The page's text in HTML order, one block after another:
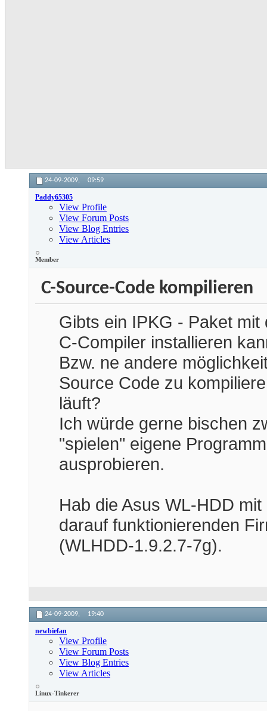
24-09-2009, 09:59
Paddy65305
View Profile
View Forum Posts
View Blog Entries
View Articles
Member
C-Source-Code kompilieren
Gibts ein IPKG - Paket mit
C-Compiler installieren
Bzw. ne andere
Source Code zu
läuft?
Ich würde gerne bischen
"spielen" eigene
ausprobieren.
Hab die Asus WL-HDD
darauf funktionierenden
(WLHDD-1.9.2.7-7g).
24-09-2009, 19:40
newbiefan
View Profile
View Forum Posts
View Blog Entries
View Articles
Linux-Tinkerer